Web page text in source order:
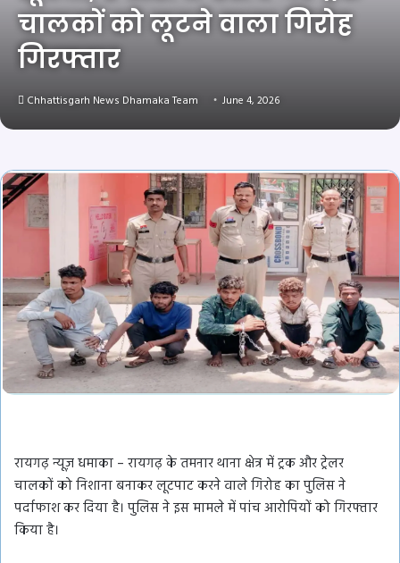
चालकों को लूटने वाला गिरोह
गिरफ्तार
Chhattisgarh News Dhamaka Team June 4, 2026
रायगढ़ न्यूज़ धमाका – रायगढ़ के तमनार थाना क्षेत्र में ट्रक और ट्रेलर
चालकों को निशाना बनाकर लूटपाट करने वाले गिरोह का पुलिस ने
पर्दाफाश कर दिया है। पुलिस ने इस मामले में पांच आरोपियों को गिरफ्तार
किया है।